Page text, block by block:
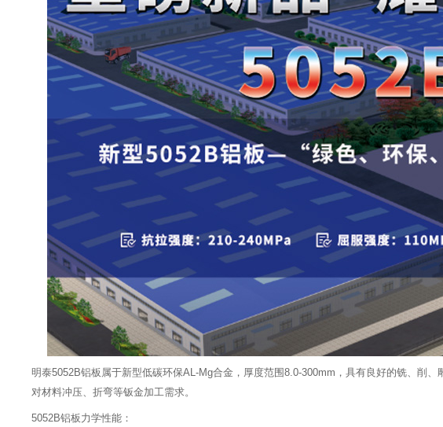
明泰5052B铝板属于新型低碳环保AL-Mg合金，厚度范围8.0-300mm，具有良好的铣、削
对材料冲压、折弯等钣金加工需求。
5052B铝板力学性能：